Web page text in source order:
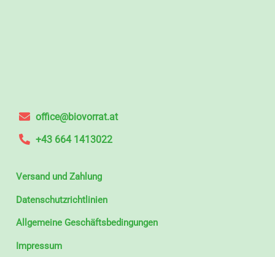
office@biovorrat.at
+43 664 1413022
Versand und Zahlung
Datenschutzrichtlinien
Allgemeine Geschäftsbedingungen
Impressum